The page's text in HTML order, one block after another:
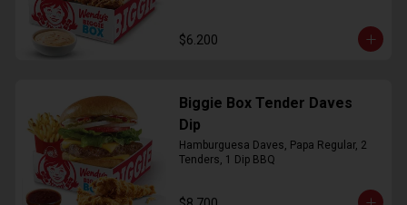
$6.200
Biggie Box Tender Daves
Dip
Hamburguesa Daves, Papa Regular, 2
Tenders, 1 Dip BBQ